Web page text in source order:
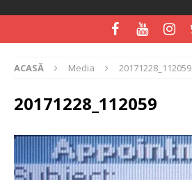
ACASĂ Media 20171228_112059
20171228_112059